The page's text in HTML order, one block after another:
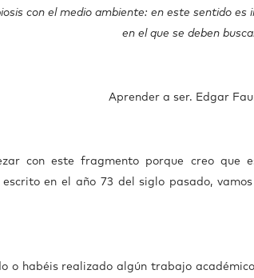
con el medio ambiente: en este sentido es
en el que se deben
Aprender a ser. Edgar
con este fragmento porque creo que
en el año 73 del siglo pasado,
o habéis realizado algún trabajo